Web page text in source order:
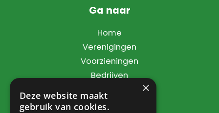
Ga naar
Home
Verenigingen
Voorzieningen
Bedrijven
Contact
×
Deze website maakt
gebruik van cookies.